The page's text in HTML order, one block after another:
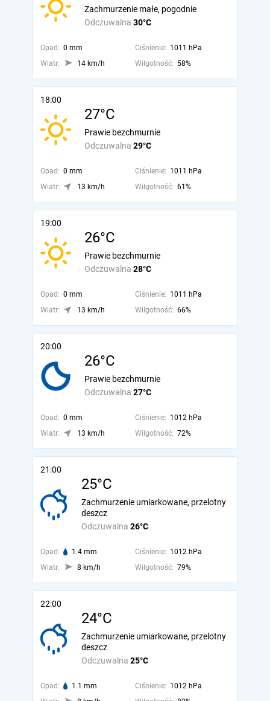
Odczuwalna 30°C
Zachmurzenie małe, pogodnie
Opad: 0 mm Ciśnienie: 1011 hPa
Wiatr:
14 km/h Wilgotność: 58%
18:00
27°C
Odczuwalna 29°C
Prawie bezchmurnie
Opad: 0 mm Ciśnienie: 1011 hPa
Wiatr:
13 km/h Wilgotność: 61%
19:00
26°C
Odczuwalna 28°C
Prawie bezchmurnie
Opad: 0 mm Ciśnienie: 1011 hPa
Wiatr:
13 km/h Wilgotność: 66%
20:00
26°C
Odczuwalna 27°C
Prawie bezchmurnie
Opad: 0 mm Ciśnienie: 1012 hPa
Wiatr:
13 km/h Wilgotność: 72%
21:00
25°C
Odczuwalna 26°C
Zachmurzenie umiarkowane, przelotny
deszcz
Opad: 1.4 mm Ciśnienie: 1012 hPa
Wiatr:
8 km/h Wilgotność: 79%
22:00
24°C
Odczuwalna 25°C
Zachmurzenie umiarkowane, przelotny
deszcz
Opad: 1.1 mm Ciśnienie: 1012 hPa